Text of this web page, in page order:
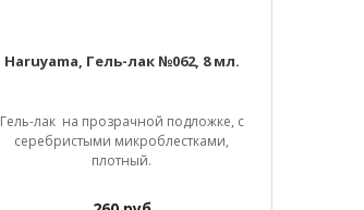
Haruyama, Гель-лак №062, 8 мл.
Гель-лак на прозрачной подложке, с
серебристыми микроблестками,
плотный.